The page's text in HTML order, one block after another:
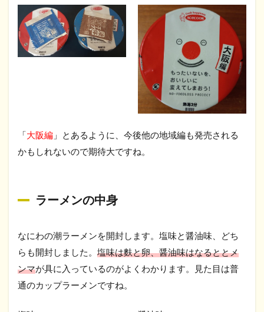
「大阪編 」とあるように、今後他の地域編も発売される
かもしれないので期待大ですね。
ラーメンの中身
なにわの潮ラーメンを開封します。塩味と醤油味、どち
らも開封しました。 塩味は麩と卵、醤油味はなるととメ
ンマが具に入っているのがよくわかります。見た目は普
通のカップラーメンですね。